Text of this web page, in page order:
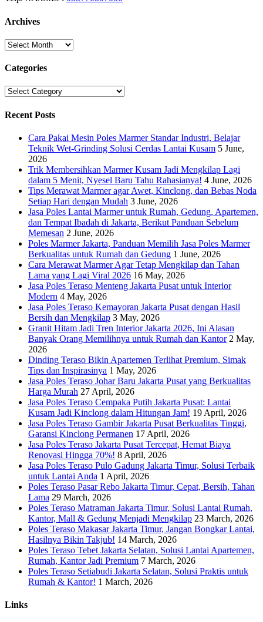
Archives
Archives
Categories
Categories
Recent Posts
Cara Pakai Mesin Poles Marmer Standar Industri, Belajar
Teknik Wet-Grinding Solusi Cerdas Lantai Kusam 5 June,
2026
Trik Membersihkan Marmer Kusam Jadi Mengkilap Lagi
dalam 5 Menit, Nyesel Baru Tahu Rahasianya! 4 June, 2026
Tips Merawat Marmer agar Awet, Kinclong, dan Bebas Noda
Setiap Hari dengan Mudah 3 June, 2026
Jasa Poles Lantai Marmer untuk Rumah, Gedung, Apartemen,
dan Tempat Ibadah di Jakarta, Berikut Panduan Sebelum
Memesan 2 June, 2026
Poles Marmer Jakarta, Panduan Memilih Jasa Poles Marmer
Berkualitas untuk Rumah dan Gedung 1 June, 2026
Cara Merawat Marmer Agar Tetap Mengkilap dan Tahan
Lama yang Lagi Viral 2026 16 May, 2026
Jasa Poles Teraso Menteng Jakarta Pusat untuk Interior
Modern 4 May, 2026
Jasa Poles Teraso Kemayoran Jakarta Pusat dengan Hasil
Bersih dan Mengkilap 3 May, 2026
Granit Hitam Jadi Tren Interior Jakarta 2026, Ini Alasan
Banyak Orang Memilihnya untuk Rumah dan Kantor 2 May,
2026
Dinding Teraso Bikin Apartemen Terlihat Premium, Simak
Tips dan Inspirasinya 1 May, 2026
Jasa Poles Teraso Johar Baru Jakarta Pusat yang Berkualitas
Harga Murah 27 April, 2026
Jasa Poles Teraso Cempaka Putih Jakarta Pusat: Lantai
Kusam Jadi Kinclong dalam Hitungan Jam! 19 April, 2026
Jasa Poles Teraso Gambir Jakarta Pusat Berkualitas Tinggi,
Garansi Kinclong Permanen 17 April, 2026
Jasa Poles Teraso Jakarta Pusat Tercepat, Hemat Biaya
Renovasi Hingga 70%! 8 April, 2026
Jasa Poles Teraso Pulo Gadung Jakarta Timur, Solusi Terbaik
untuk Lantai Anda 1 April, 2026
Poles Teraso Pasar Rebo Jakarta Timur, Cepat, Bersih, Tahan
Lama 29 March, 2026
Poles Teraso Matraman Jakarta Timur, Solusi Lantai Rumah,
Kantor, Mall & Gedung Menjadi Mengkilap 23 March, 2026
Poles Teraso Makasar Jakarta Timur, Jangan Bongkar Lantai,
Hasilnya Bikin Takjub! 14 March, 2026
Poles Teraso Tebet Jakarta Selatan, Solusi Lantai Apartemen,
Rumah, Kantor Jadi Premium 7 March, 2026
Poles Teraso Setiabudi Jakarta Selatan, Solusi Praktis untuk
Rumah & Kantor! 1 March, 2026
Links